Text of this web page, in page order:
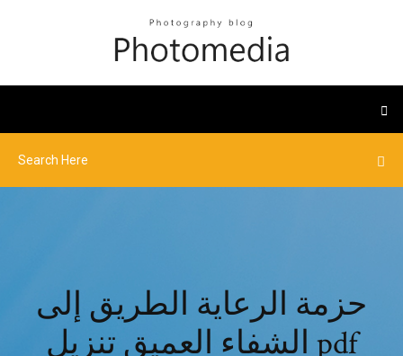
حزمة الرعاية الطريق إلى
الشفاء العميق تنزيل pdf